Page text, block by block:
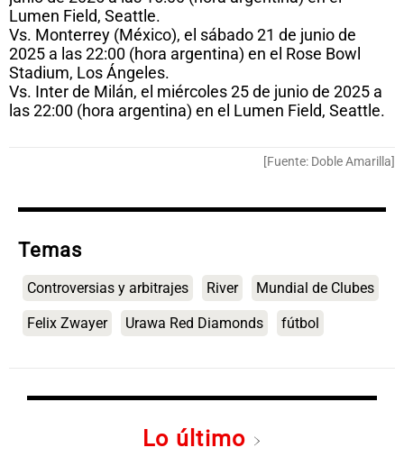
Lumen Field, Seattle.
Vs. Monterrey (México), el sábado 21 de junio de
2025 a las 22:00 (hora argentina) en el Rose Bowl
Stadium, Los Ángeles.
Vs. Inter de Milán, el miércoles 25 de junio de 2025 a
las 22:00 (hora argentina) en el Lumen Field, Seattle.
[Fuente: Doble Amarilla]
Temas
Controversias y arbitrajes River Mundial de Clubes
Felix Zwayer Urawa Red Diamonds fútbol
Lo último